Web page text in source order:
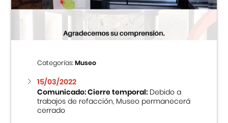
Categorías:Museo
15/03/2022
Comunicado: Cierre temporal:Debido a
trabajos de refacción, Museo permanecerá
cerrado